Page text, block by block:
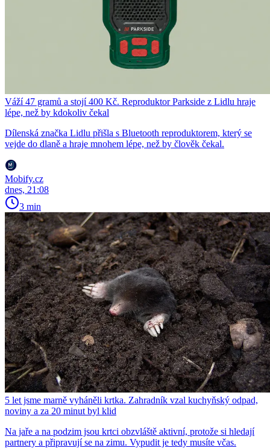
Váží 47 gramů a stojí 400 Kč. Reproduktor Parkside z Lidlu hraje
lépe, než by kdokoliv čekal
Dílenská značka Lidlu přišla s Bluetooth reproduktorem, který se
vejde do dlaně a hraje mnohem lépe, než by člověk čekal.
Mobify.cz
dnes, 21:08
3 min
5 let jsme marně vyháněli krtka. Zahradník vzal kuchyňský odpad,
noviny a za 20 minut byl klid
Na jaře a na podzim jsou krtci obzvláště aktivní, protože si hledají
partnery a připravují se na zimu. Vypudit je tedy musíte včas.